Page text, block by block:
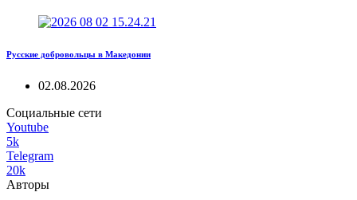
Русские добровольцы в Македонии
02.08.2026
Социальные сети
Youtube
5k
Telegram
20k
Авторы